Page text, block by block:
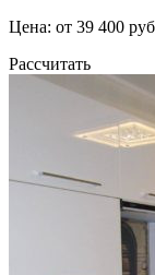
Цена: от 39 400
Рассчитать